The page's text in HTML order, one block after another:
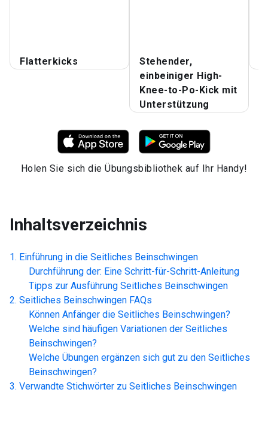
Flatterkicks
Stehender,
einbeiniger High-
Knee-to-Po-Kick mit
Unterstützung
Holen Sie sich die Übungsbibliothek auf Ihr Handy!
Inhaltsverzeichnis
Einführung in die Seitliches Beinschwingen
Durchführung der: Eine Schritt-für-Schritt-Anleitung
Tipps zur Ausführung Seitliches Beinschwingen
Seitliches Beinschwingen FAQs
Können Anfänger die Seitliches Beinschwingen?
Welche sind häufigen Variationen der Seitliches
Beinschwingen?
Welche Übungen ergänzen sich gut zu den Seitliches
Beinschwingen?
Verwandte Stichwörter zu Seitliches Beinschwingen